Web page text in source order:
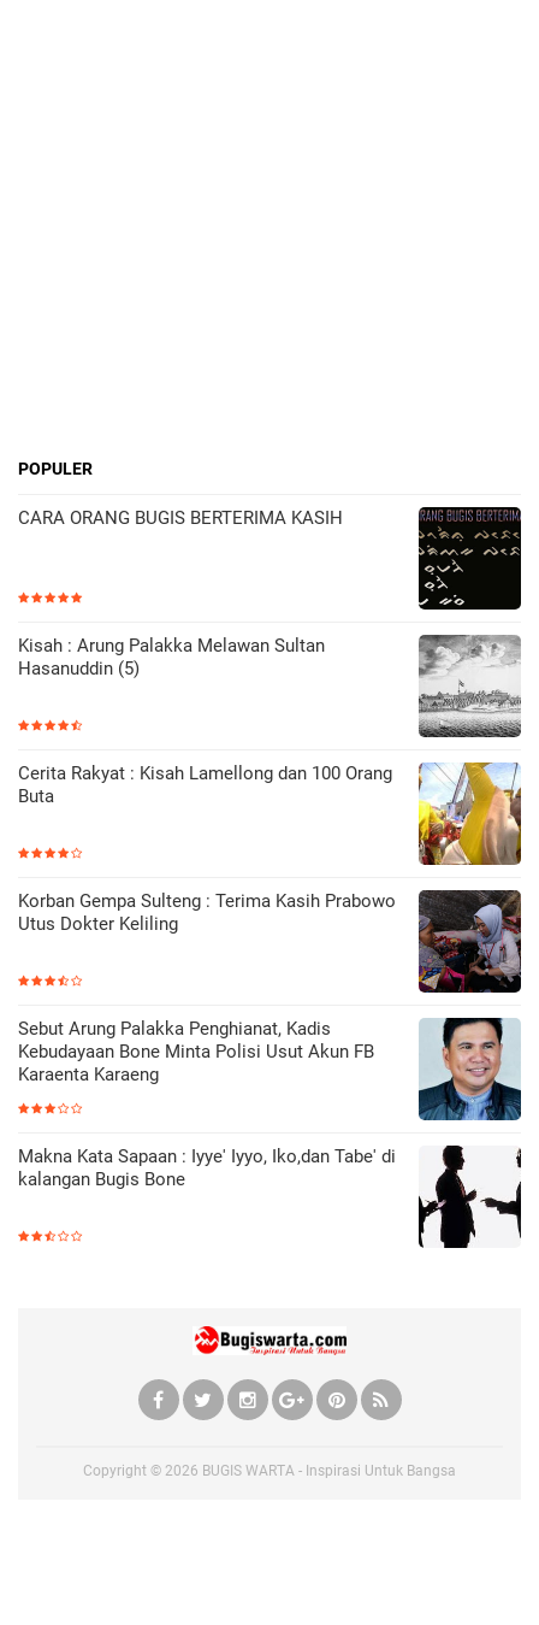
POPULER
CARA ORANG BUGIS BERTERIMA KASIH
Kisah : Arung Palakka Melawan Sultan
Hasanuddin (5)
Cerita Rakyat : Kisah Lamellong dan 100 Orang
Buta
Korban Gempa Sulteng : Terima Kasih Prabowo
Utus Dokter Keliling
Sebut Arung Palakka Penghianat, Kadis
Kebudayaan Bone Minta Polisi Usut Akun FB
Karaenta Karaeng
Makna Kata Sapaan : Iyye' Iyyo, Iko,dan Tabe' di
kalangan Bugis Bone
Copyright © 2026 BUGIS WARTA - Inspirasi Untuk Bangsa